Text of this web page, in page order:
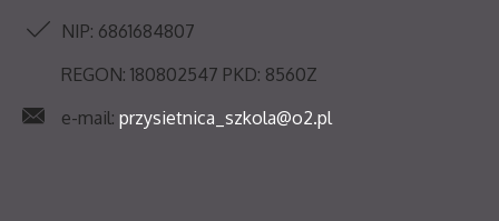
NIP: 6861684807
REGON: 180802547 PKD: 8560Z
e-mail: przysietnica_szkola@o2.pl